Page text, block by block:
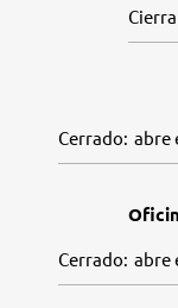
Pulse
Pulse para
Cerrado: abre
Pulse para
Cerrado: abre